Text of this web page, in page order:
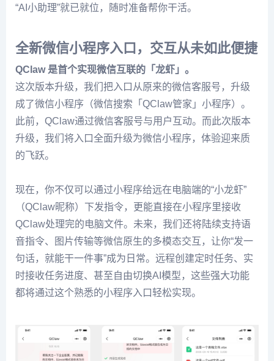
“AI小助理”就已就位，随时准备帮你干活。
全新微信小程序入口，交互从未如此便捷
QClaw 是首个实现微信互联的「龙虾」。
这次版本升级，我们把入口从原来的微信客服号，升级
成了微信小程序（微信搜索「QClaw管家」小程序）。
此前，QClaw通过微信客服号与用户互动。而此次版本
升级，我们将入口全面升级为微信小程序，体验迎来质
的飞跃。
现在，你不仅可以通过小程序给远在电脑端的“小龙虾”
（QClaw昵称）下发指令，更能直接在小程序里接收
QClaw处理完的电脑文件。未来，我们还将陆续支持语
音指令、图片传输等微信原生的多模态交互，让你“发一
句话，就能干一件事”成为日常。远程创建定时任务、实
时接收任务进度、甚至自由切换AI模型，这些强大功能
都将通过这个熟悉的小程序入口轻松实现。